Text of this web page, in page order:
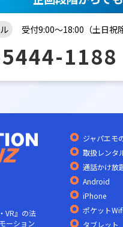
受付9:00～18:00（土日祝
1188
VR』の法
ーション
ジャパエモ
取扱レンタ
通話かけ放
Android
iPhone
ポケット
タブレット